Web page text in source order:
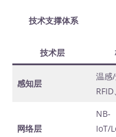
技术支撑体系
技术层
感知层
温感/
RFID
网络层
NB-
IoT/